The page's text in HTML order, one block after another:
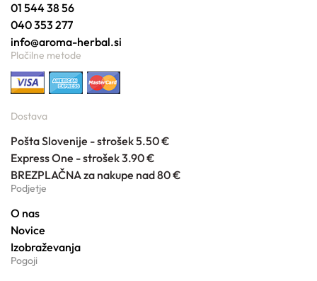
01 544 38 56
040 353 277
info@aroma-herbal.si
Plačilne metode
Dostava
Pošta Slovenije - strošek 5.50 €
Express One - strošek 3.90 €
BREZPLAČNA za nakupe nad 80 €
Podjetje
O nas
Novice
Izobraževanja
Pogoji